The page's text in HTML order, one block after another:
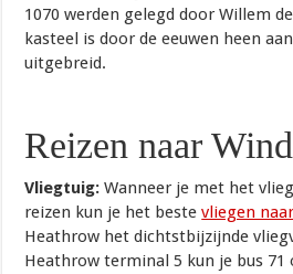
1070 werden gelegd door Willem
kasteel is door de eeuwen heen
uitgebreid.
Reizen naar
Vliegtuig: Wanneer je met het
reizen kun je het bestevliegen
Heathrow het dichtstbijzijnde
Heathrow terminal 5 kun je bus 71